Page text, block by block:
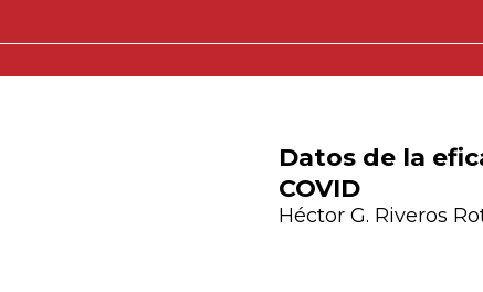
Datos de la
COVID
Héctor G. Riveros